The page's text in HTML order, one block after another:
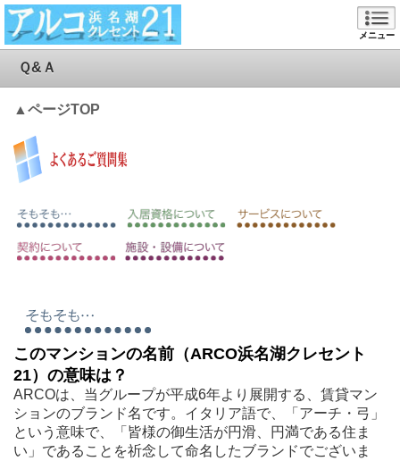
メニュー
Ｑ&Ａ
▲ページTOP
このマンションの名前（ARCO浜名湖クレセント
21）の意味は？
ARCOは、当グループが平成6年より展開する、賃貸マン
ションのブランド名です。イタリア語で、「アーチ・弓」
という意味で、「皆様の御生活が円滑、円満である住ま
い」であることを祈念して命名したブランドでございま